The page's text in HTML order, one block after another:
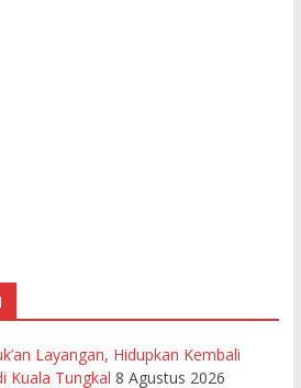
Layangan, Hidupkan Kembali
Kuala Tungkal 8 Agustus 2026